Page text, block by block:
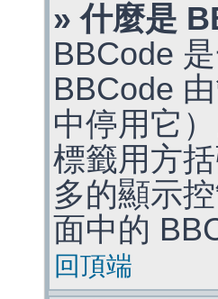
» 什麼是
BBCode
BBCode
中停用它
標籤用方
多的顯示
面中的
回頂端